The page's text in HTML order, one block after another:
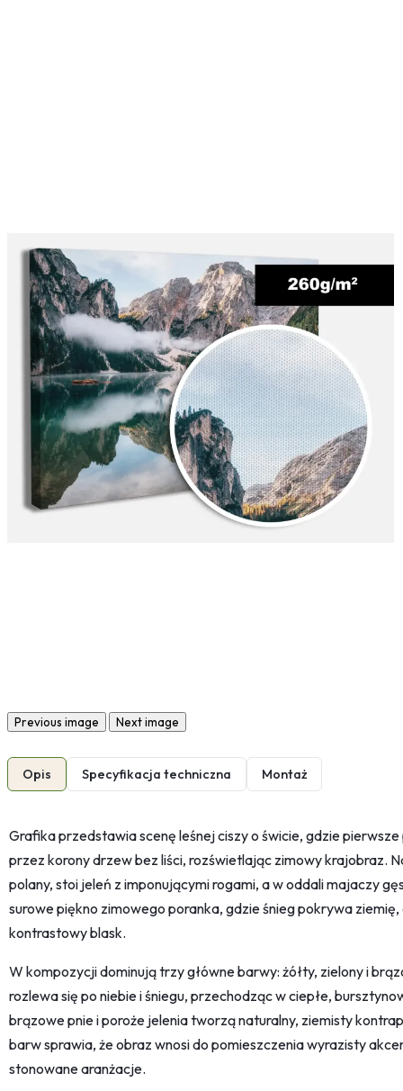
Previous image Next image
Opis Specyfikacja techniczna Montaż
Grafika przedstawia scenę leśnej ciszy o świcie, gdzie
przez korony drzew bez liści, rozświetlając zimowy krajobraz.
polany, stoi jeleń z imponującymi rogami, a w oddali majaczy
surowe piękno zimowego poranka, gdzie śnieg pokrywa ziemię,
kontrastowy blask.
W kompozycji dominują trzy główne barwy: żółty, zielony i
rozlewa się po niebie i śniegu, przechodząc w ciepłe,
brązowe pnie i poroże jelenia tworzą naturalny, ziemisty
barw sprawia, że obraz wnosi do pomieszczenia wyrazisty
stonowane aranżacje.